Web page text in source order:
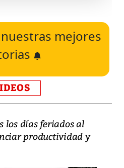
mejores
los días feriados al
productividad y